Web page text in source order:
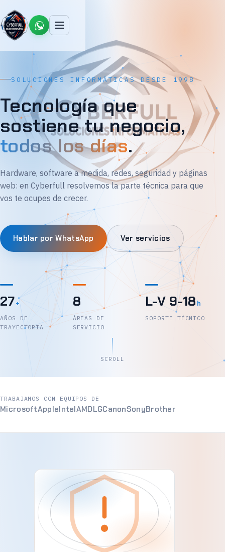
SOLUCIONES INFORMÁTICAS DESDE 1998
Tecnología que
sostiene tu negocio,
todos los días.
Hardware, software a medida, redes, seguridad y páginas
web: en Cyberfull resolvemos la parte técnica para que
vos te ocupes de crecer.
Hablar por WhatsApp Ver servicios
27+
AÑOS DE
TRAYECTORIA
8
ÁREAS DE
SERVICIO
L-V 9-18 h
SOPORTE TÉCNICO
SCROLL
TRABAJAMOS CON EQUIPOS DE
MicrosoftAppleIntelAMDLGCanonSonyBrother